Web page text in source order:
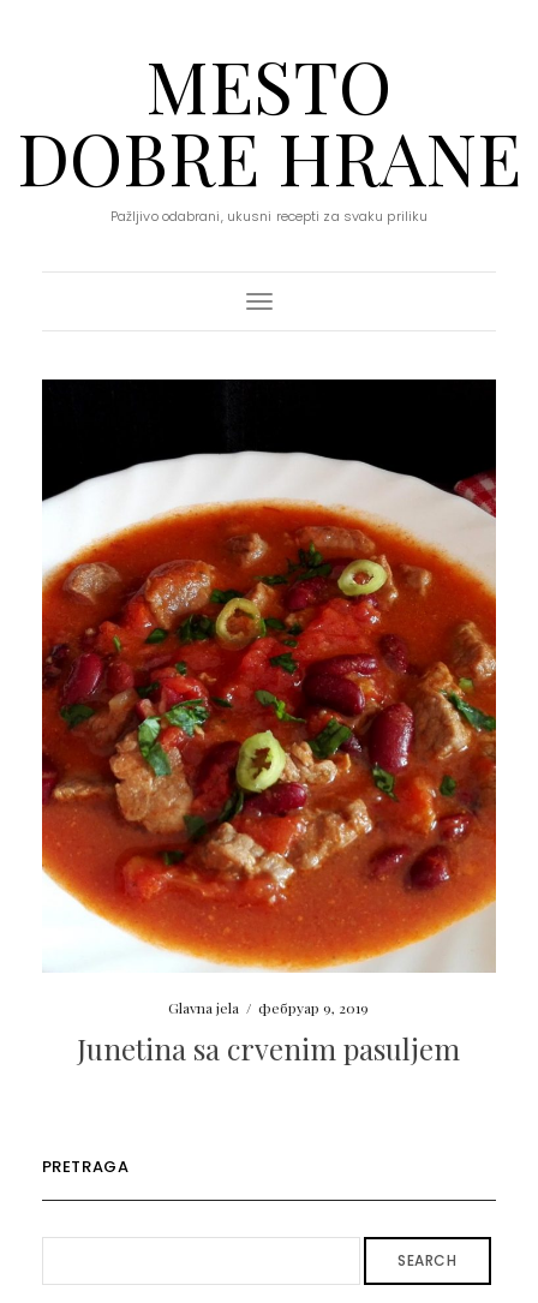
MESTO
DOBRE HRANE
Pažljivo odabrani, ukusni recepti za svaku priliku
Toggle Navigation
Glavna jela / фебруар 9, 2019
Junetina sa crvenim pasuljem
PRETRAGA
SEARCH